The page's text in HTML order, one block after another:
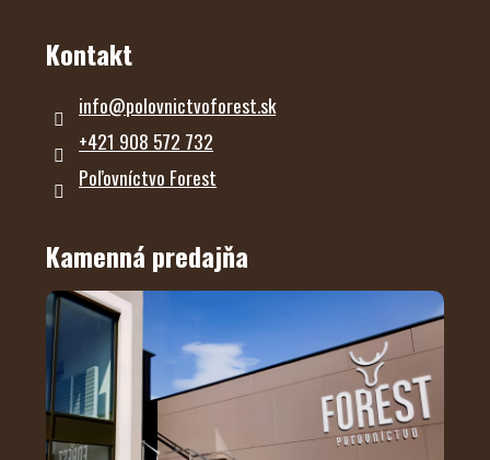
Kontakt
info@polovnictvoforest.sk
+421 908 572 732
Poľovníctvo Forest
Kamenná predajňa